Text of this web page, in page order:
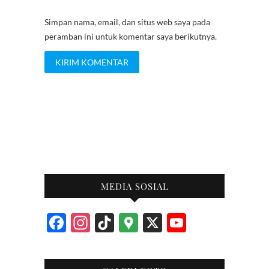
Simpan nama, email, dan situs web saya pada
peramban ini untuk komentar saya berikutnya.
MEDIA SOSIAL
F
e
In
ag
Ti
T
G
o
X
u